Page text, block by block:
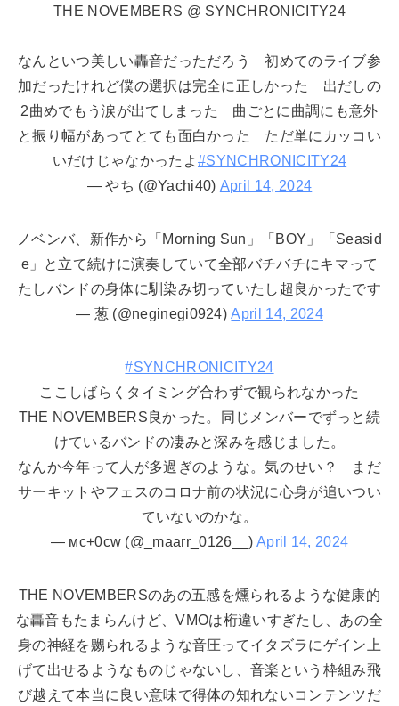
THE NOVEMBERS @ SYNCHRONICITY24
なんといつ美しい轟音だっただろう 初めてのライブ参
加だったけれど僕の選択は完全に正しかった 出だしの
2曲めでもう涙が出てしまった 曲ごとに曲調にも意外
と振り幅があってとても面白かった ただ単にカッコい
いだけじゃなかったよ#SYNCHRONICITY24
— やち (@Yachi40) April 14, 2024
ノベンバ、新作から「Morning Sun」「BOY」「Seasid
e」と立て続けに演奏していて全部バチバチにキマって
たしバンドの身体に馴染み切っていたし超良かったです
— 葱 (@neginegi0924)April 14, 2024
#SYNCHRONICITY24
ここしばらくタイミング合わずで観られなかった
THE NOVEMBERS良かった。同じメンバーでずっと続
けているバンドの凄みと深みを感じました。
なんか今年って人が多過ぎのような。気のせい？ まだ
サーキットやフェスのコロナ前の状況に心身が追いつい
ていないのかな。
— мc+0сw (@_maarr_0126__) April 14, 2024
THE NOVEMBERSのあの五感を燻られるような健康的
な轟音もたまらんけど、VMOは桁違いすぎたし、あの全
身の神経を嬲られるような音圧ってイタズラにゲイン上
げて出せるようなものじゃないし、音楽という枠組み飛
び越えて本当に良い意味で得体の知れないコンテンツだ